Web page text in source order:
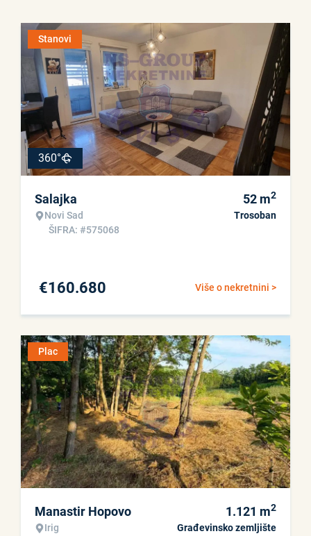
Stanovi
360°
Salajka
Novi Sad
ŠIFRA: #575068
52 m2
Trosoban
Više o nekretnini >
€160.680
Plac
Manastir Hopovo
Irig
1.121 m2
Građevinsko zemljište